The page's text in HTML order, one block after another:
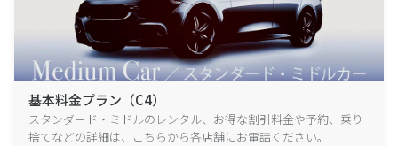
基本料金プラン（C4）
スタンダード・ミドルのレンタル、お得な割引料金や予約、乗り
捨てなどの詳細は、こちらから各店舗にお電話ください。